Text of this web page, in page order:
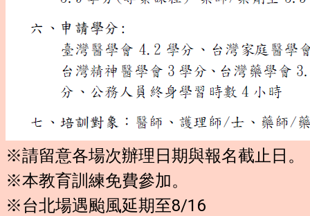
※請留意各場次辦理日期與報名截止日。
※本教育訓練免費參加。
※台北場遇颱風延期至8/16